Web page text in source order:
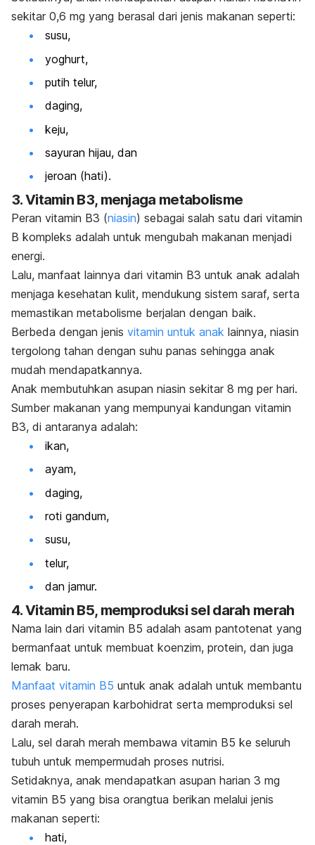
sekitar 0,6 mg yang berasal dari jenis makanan seperti:
susu,
yoghurt,
putih telur,
daging,
keju,
sayuran hijau, dan
jeroan (hati).
3. Vitamin B3, menjaga metabolisme
Peran vitamin B3 (niasin) sebagai salah satu dari vitamin
B kompleks adalah untuk mengubah makanan menjadi
energi.
Lalu, manfaat lainnya dari vitamin B3 untuk anak adalah
menjaga kesehatan kulit, mendukung sistem saraf, serta
memastikan metabolisme berjalan dengan baik.
Berbeda dengan jenis vitamin untuk anak lainnya, niasin
tergolong tahan dengan suhu panas sehingga anak
mudah mendapatkannya.
Anak membutuhkan asupan niasin sekitar 8 mg per hari.
Sumber makanan yang mempunyai kandungan vitamin
B3, di antaranya adalah:
ikan,
ayam,
daging,
roti gandum,
susu,
telur,
dan jamur.
4. Vitamin B5, memproduksi sel darah merah
Nama lain dari vitamin B5 adalah asam pantotenat yang
bermanfaat untuk membuat koenzim, protein, dan juga
lemak baru.
Manfaat vitamin B5 untuk anak adalah untuk membantu
proses penyerapan karbohidrat serta memproduksi sel
darah merah.
Lalu, sel darah merah membawa vitamin B5 ke seluruh
tubuh untuk mempermudah proses nutrisi.
Setidaknya, anak mendapatkan asupan harian 3 mg
vitamin B5 yang bisa orangtua berikan melalui jenis
makanan seperti:
hati,